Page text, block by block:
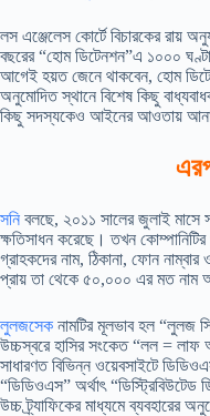
লস এঞ্জেলেস কোর্টে বিচারকের রায়
বছরের “হোম ডিটেনশন”এ ১০০০
আগেই হয়ত জেনে থাকবেন, হোম
অনুমোদিত স্থানে বিশেষ কিছু
কিছু সদস্যকেও আইনের আওতায়
সনি বলছে, ২০১১ সালের জুলাই মাসে
ক্ষতিসাধন করেছে। তখন
গ্রাহকদের নাম, ঠিকানা, ফোন
প্রায় তা থেকে ৫০,০০০ এর মত নাম
লুলজসেক নামটির মূলভাব হল “লুলজ
উচ্চস্বরে হাসির সংকেত “লল =
সাধারণত বিভিন্ন ওয়েবসাইটে
“ডিডিওএস” অর্থাৎ “ডিস্ট্রিবিউটেড
উচ্চ ট্র্যাফিকের মাধ্যমে ব্যবহারের